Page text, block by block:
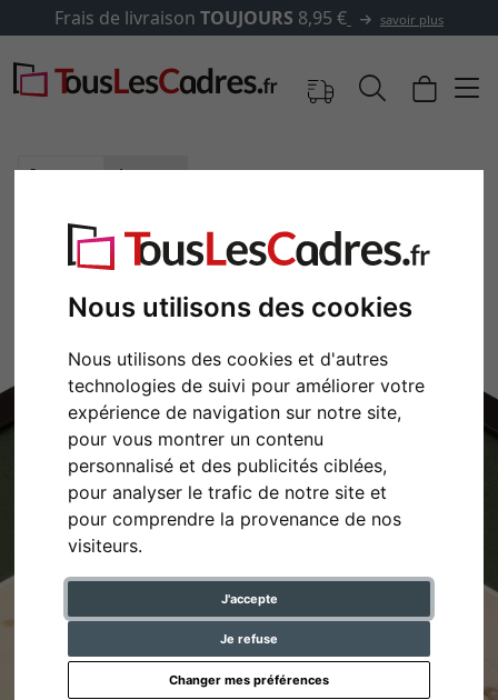
Nous utilisons des cookies
Nous utilisons des cookies et d'autres
technologies de suivi pour améliorer votre
expérience de navigation sur notre site,
pour vous montrer un contenu
personnalisé et des publicités ciblées,
pour analyser le trafic de notre site et
pour comprendre la provenance de nos
visiteurs.
J'accepte
Je refuse
Changer mes préférences
livraisonTOUJOURS8,95 € savoir plus
Images Aperçu
Retour